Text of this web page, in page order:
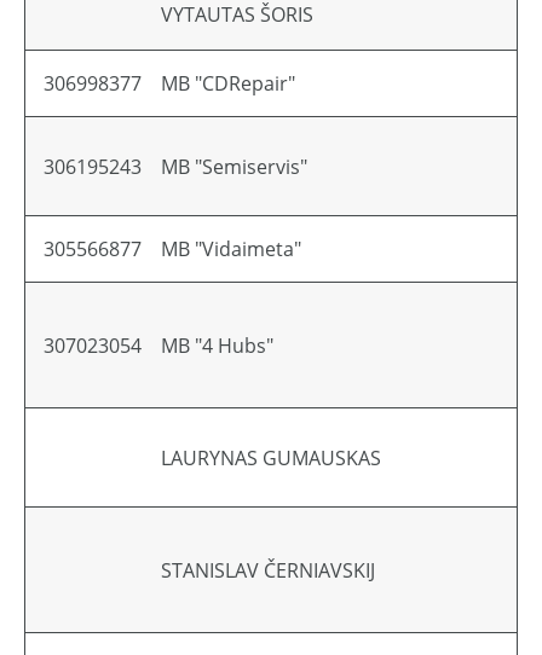
VYTAUTAS ŠORIS
306998377 MB "CDRepair"
306195243 MB "Semiservis"
305566877 MB "Vidaimeta"
307023054 MB "4 Hubs"
LAURYNAS GUMAUSKAS
STANISLAV ČERNIAVSKIJ